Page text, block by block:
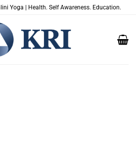
Yoga | Health. Self Awareness. Education.